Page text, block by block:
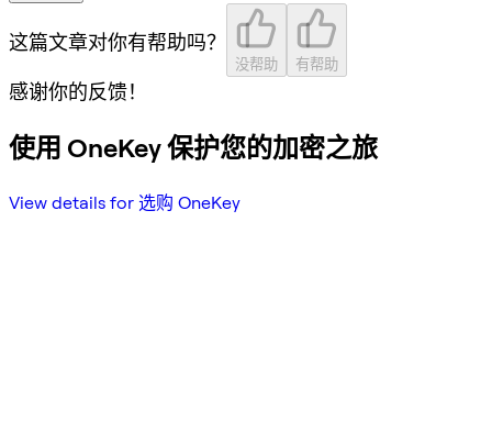
这篇文章对你有帮助吗？
没帮助 有帮助
感谢你的反馈！
使用 OneKey 保护您的加密之旅
View details for 选购 OneKey